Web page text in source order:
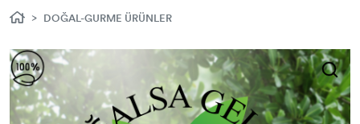
DOĞAL-GURME ÜRÜNLER